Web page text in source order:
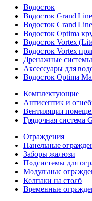
Водосток
Водосток Grand Line
Водосток Grand
Водосток Optima
Водосток Vortex
Водосток Vortex
Дренажные
Аксессуары для
Водосток Optima
Комплектующие
Антисептик и
Вентиляция
Грядочная система
Ограждения
Панельные
Заборы жалюзи
Подсистемы для
Модульные
Колпаки на столб
Временные